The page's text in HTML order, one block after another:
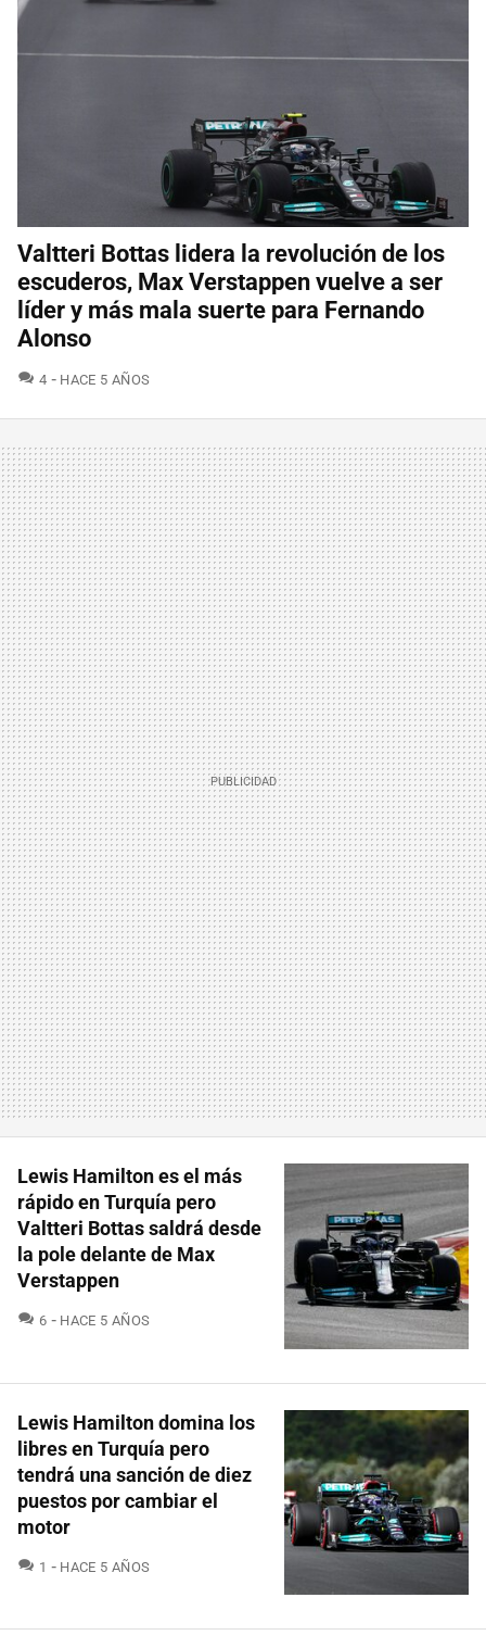
Valtteri Bottas lidera la revolución de los
escuderos, Max Verstappen vuelve a ser
líder y más mala suerte para Fernando
Alonso
4 COMENTARIOS
HACE 5 AÑOS
Lewis Hamilton es el más
rápido en Turquía pero
Valtteri Bottas saldrá desde
la pole delante de Max
Verstappen
6 COMENTARIOS
HACE 5 AÑOS
Lewis Hamilton domina los
libres en Turquía pero
tendrá una sanción de diez
puestos por cambiar el
motor
1 COMENTARIOS
HACE 5 AÑOS